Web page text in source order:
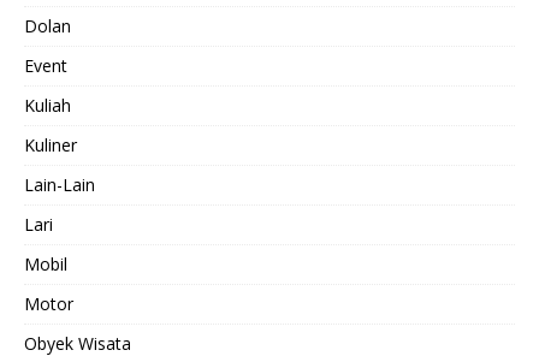
Dolan
Event
Kuliah
Kuliner
Lain-Lain
Lari
Mobil
Motor
Obyek Wisata